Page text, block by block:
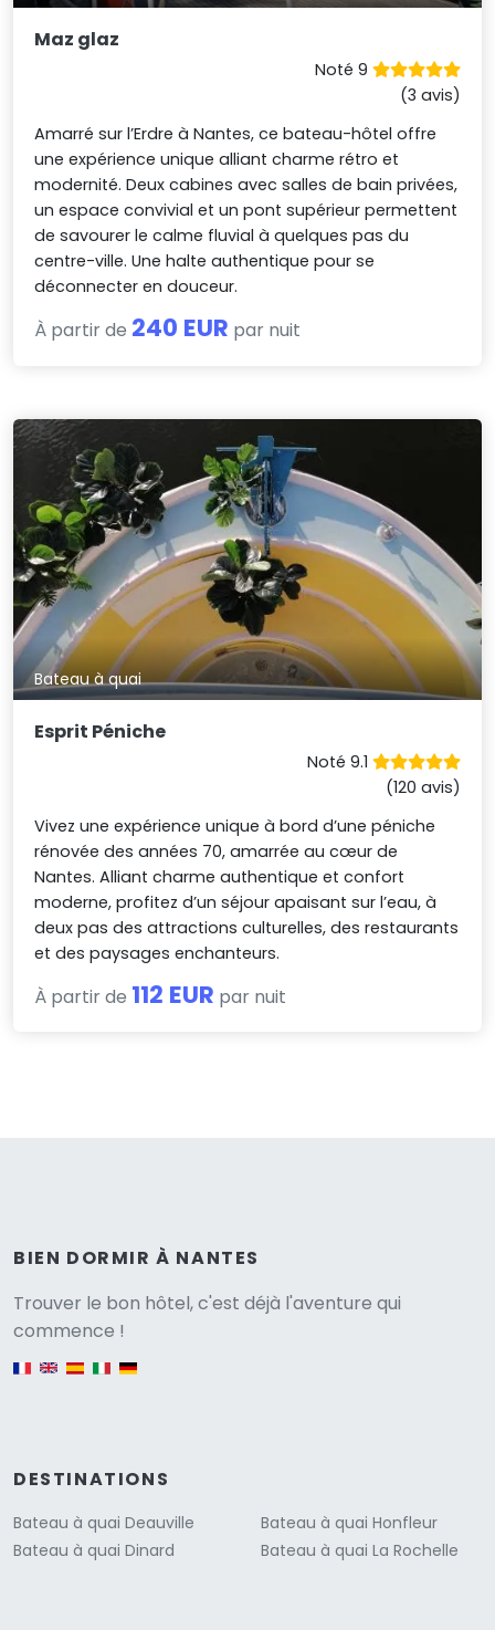
Maz glaz
Noté 9
(3 avis)
Amarré sur l’Erdre à Nantes, ce bateau-hôtel offre
une expérience unique alliant charme rétro et
modernité. Deux cabines avec salles de bain privées,
un espace convivial et un pont supérieur permettent
de savourer le calme fluvial à quelques pas du
centre-ville. Une halte authentique pour se
déconnecter en douceur.
À partir de 240 EUR par nuit
Bateau à quai
Esprit Péniche
Noté 9.1
(120 avis)
Vivez une expérience unique à bord d’une péniche
rénovée des années 70, amarrée au cœur de
Nantes. Alliant charme authentique et confort
moderne, profitez d’un séjour apaisant sur l’eau, à
deux pas des attractions culturelles, des restaurants
et des paysages enchanteurs.
À partir de 112 EUR par nuit
BIEN DORMIR À NANTES
Trouver le bon hôtel, c'est déjà l'aventure qui
commence !
DESTINATIONS
Bateau à quai Deauville
Bateau à quai Dinard
Bateau à quai Honfleur
Bateau à quai La Rochelle